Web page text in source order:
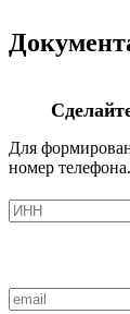
Для
номер телефона.